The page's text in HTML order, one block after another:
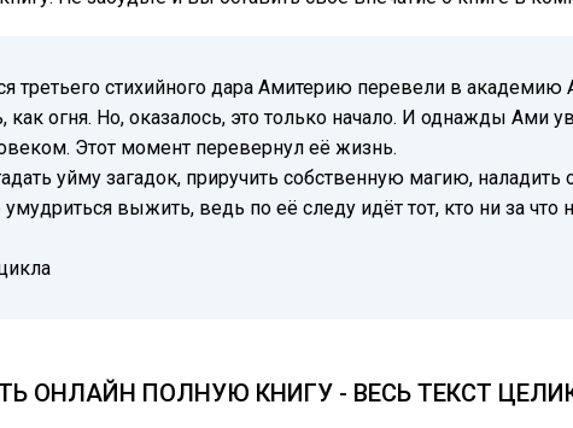
третьего стихийного дара Амитерию перевели в академию
как огня. Но, оказалось, это только начало. И однажды
Этот момент перевернул её жизнь.
уйму загадок, приручить собственную магию,
выжить, ведь по её следу идёт тот, кто ни за что
ОНЛАЙН ПОЛНУЮ КНИГУ - ВЕСЬ ТЕКСТ